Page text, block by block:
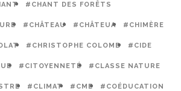
#CHANT DES FORÊTS
#CHÂTEAU #CHÂTEUA #CHIMÈRE
#CHRISTOPHE COLOMB #CIDE
#CITOYENNETÉ #CLASSE NATURE
#CLIMAT #CME #COÉDUCATION